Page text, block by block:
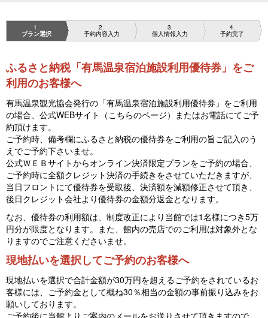
1
プラン選択
2
予約内容入力
3
個人情報入力
4
予約完了
ふるさと納税「有馬温泉宿泊施設利用優待券」をご
利用のお客様へ
有馬温泉観光協会発行の「有馬温泉宿泊施設利用優待券」をご利用
の場合、公式WEBサイト（こちらのページ）またはお電話にてご予
約頂けます。
ご予約時、備考欄にふるさと納税の優待券をご利用の旨ご記入のう
えでご予約下さいませ。
公式ＷＥＢサイトからオンライン決済限定プランをご予約の場合、
ご予約時に全額クレジット決済の手続きをさせていただきますが、
当日フロントにて優待券を受取後、決済額を減額修正させて頂き、
後日クレジット会社より優待券の金額分返金となります。
なお、優待券の利用額は、制度改正により当館では1名様につき5万
円分が限度となります。また、館内の売店でのご利用は対象外とな
りますのでご注意くださいませ。
現地払いを選択してご予約のお客様へ
現地払いを選択で合計金額が30万円を超えるご予約をされているお
客様には、ご予約金として概ね30％相当の金額の事前振り込みをお
願いしております。
ご予約後に当館よりご案内のメールをお送りさせて頂きますので、